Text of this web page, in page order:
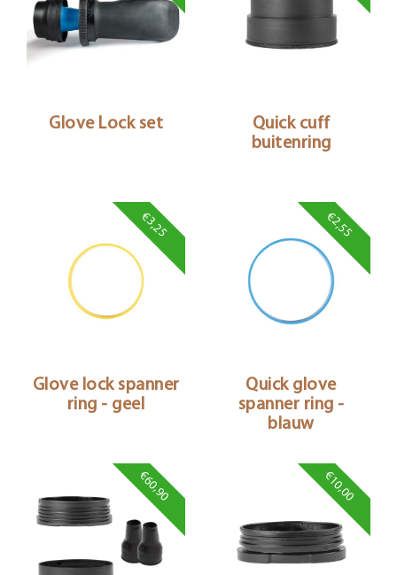
Glove Lock set
Quick cuff
buitenring
€3,25
Glove lock spanner
ring - geel
€2,55
Quick glove
spanner ring -
blauw
€60,90 €10,00